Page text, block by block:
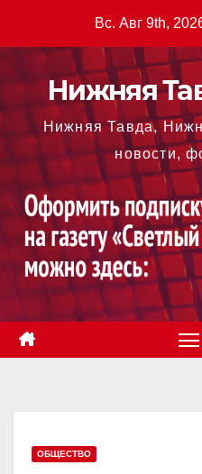
содержимому
Вс. Авг 9th,
Нижняя
Нижняя Тавда,
новости,
ОБЩЕСТВО